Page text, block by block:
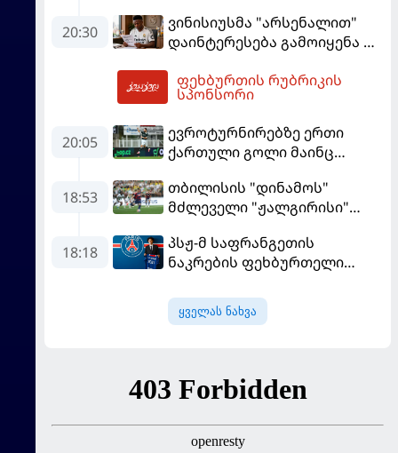
"ბარსელონაში" გადადის
20:30
ვინისიუსმა "არსენალით"
დაინტერესება გამოიყენა და
მომგებიანად გააგრძელა
ფეხბურთის რუბრიკის
სპონსორი
20:05
ევროტურნირებზე ერთი
ქართული გოლი მაინც
18:53
თბილისის "დინამოს"
მძლეველი "ჟალგირისი"
განადგურდა
18:18
პსჟ-მ საფრანგეთის
ნაკრების ფეხბურთელი
ყველას ნახვა